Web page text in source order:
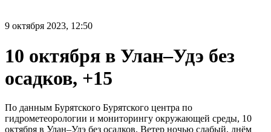
9 октября 2023, 12:50
10 октября в Улан–Удэ без
осадков, +15
По данным Бурятского Бурятского центра по
гидрометеорологии и мониторингу окружающей среды, 10
октября в Улан–Удэ без осадков. Ветер ночью слабый, днём